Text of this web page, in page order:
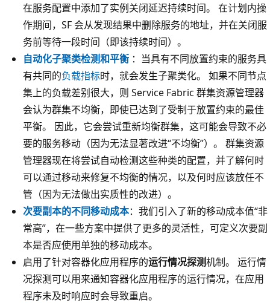
在服务配置中添加了实例关闭延迟持续时间。 在计划内操
作期间，SF 会从发现结果中删除服务的地址，并在关闭服
务前等待一段时间（即该持续时间）。
自动化子聚类检测和平衡 ：当具有不同放置约束的服务具
有共同的负载指标时，就会发生子聚类化。 如果不同节点
集上的负载差别很大，则 Service Fabric 群集资源管理器
会认为群集不均衡，即使已达到了受制于放置约束的最佳
平衡。 因此，它会尝试重新均衡群集，这可能会导致不必
要的服务移动（因为无法显著改进“不均衡”）。 群集资源
管理器现在将尝试自动检测这些种类的配置，并了解何时
可以通过移动来修复不均衡的情况，以及何时应该放任不
管（因为无法做出实质性的改进）。
次要副本的不同移动成本：我们引入了新的移动成本值“非
常高”，在一些方案中提供了更多的灵活性，可定义次要副
本是否应使用单独的移动成本。
启用了针对容器化应用程序的运行情况探测机制。 运行情
况探测可以用来通知容器化应用程序的运行情况，在应用
程序未及时响应时会导致重启。